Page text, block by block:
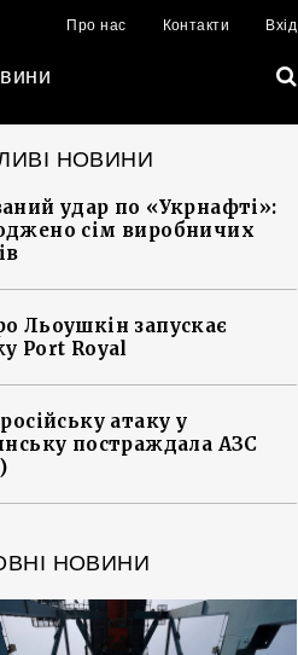
Про нас Контакти Вхід
НОВИНИ
удар по «Укрнафті»:
сім виробничих
Льоушкін запускає
Port Royal
атаку у
постраждала АЗС
НОВИНИ